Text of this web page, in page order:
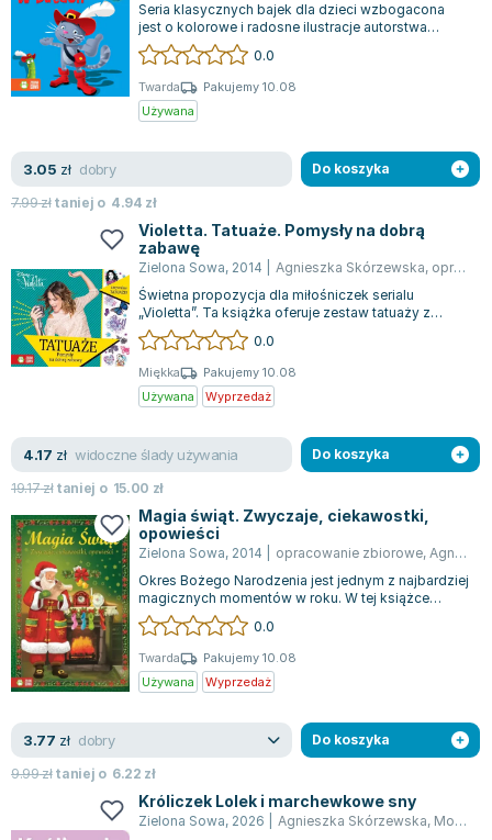
Zygmunt Freud
Agata Passent
Michel Moran
Katarzyna Miller
Antoine de Saint Exupery
Mark Twain
Marcin Meller
Paulina Młynarska
ks. Piotr Pawlukiewicz
Jarosław Sokołowski
Piotr Semka
Jarosław Iwaszkiewicz
Joseph Murphy
Jan Sztaudynger
Aleksander Puszkin
Oscar Wilde
Małgorzata Ohme
Maddie Ziegler
Leszek Czarnecki
Maria Seweryn
Janina Zającówna
Anna Prus (oprac.)
Seria klasycznych bajek dla dzieci wzbogacona
jest o kolorowe i radosne ilustracje autorstwa
Marcina Południaka, których styl możn...
0.0
Twarda
Pakujemy 10.08
Używana
3.05 zł dobry
7.99złtaniej o 4.94 zł
Do koszyka
Violetta. Tatuaże. Pomysły na dobrą
zabawę
Zielona Sowa, 2014 Agnieszka Skórzewska, opracowanie zbiorowe
Świetna propozycja dla miłośniczek serialu
„Violetta”. Ta książka oferuje zestaw tatuaży z
bohaterami i motywami z ulubionej serii...
0.0
Miękka
Pakujemy 10.08
Używana
Wyprzedaż
4.17 zł widoczne ślady używania
19.17złtaniej o 15.00 zł
Do koszyka
Magia świąt. Zwyczaje, ciekawostki,
opowieści
Zielona Sowa, 2014 opracowanie zbiorowe, Agnieszka Skórzewska
Okres Bożego Narodzenia jest jednym z najbardziej
magicznych momentów w roku. W tej książce
młodzi czytelnicy odkryją, na czym pol...
0.0
Twarda
Pakujemy 10.08
Używana
Wyprzedaż
3.77 zł dobry
9.99złtaniej o 6.22 zł
Do koszyka
Króliczek Lolek i marchewkowe sny
Zielona Sowa, 2026 Agnieszka Skórzewska, Monika Suska